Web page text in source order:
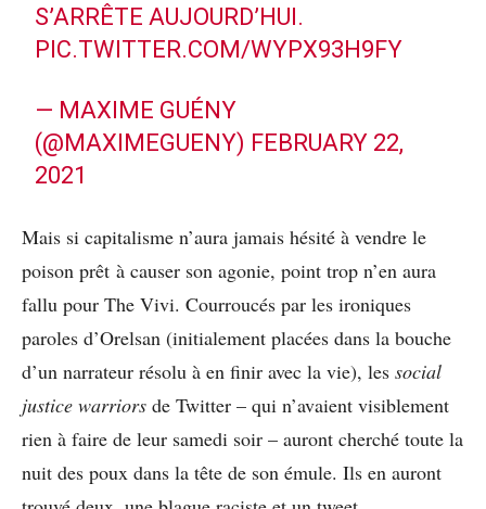
S’ARRÊTE AUJOURD’HUI.
PIC.TWITTER.COM/WYPX93H9FY
— MAXIME GUÉNY
(@MAXIMEGUENY) FEBRUARY 22,
2021
Mais si capitalisme n’aura jamais hésité à vendre le
poison prêt à causer son agonie, point trop n’en aura
fallu pour The Vivi. Courroucés par les ironiques
paroles d’Orelsan (initialement placées dans la bouche
d’un narrateur résolu à en finir avec la vie), les social
justice warriors de Twitter – qui n’avaient visiblement
rien à faire de leur samedi soir – auront cherché toute la
nuit des poux dans la tête de son émule. Ils en auront